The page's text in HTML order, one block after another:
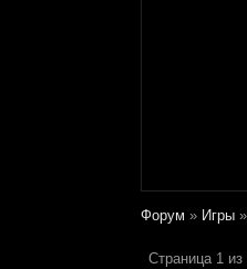
Форум » Игры »
Страница 1 из